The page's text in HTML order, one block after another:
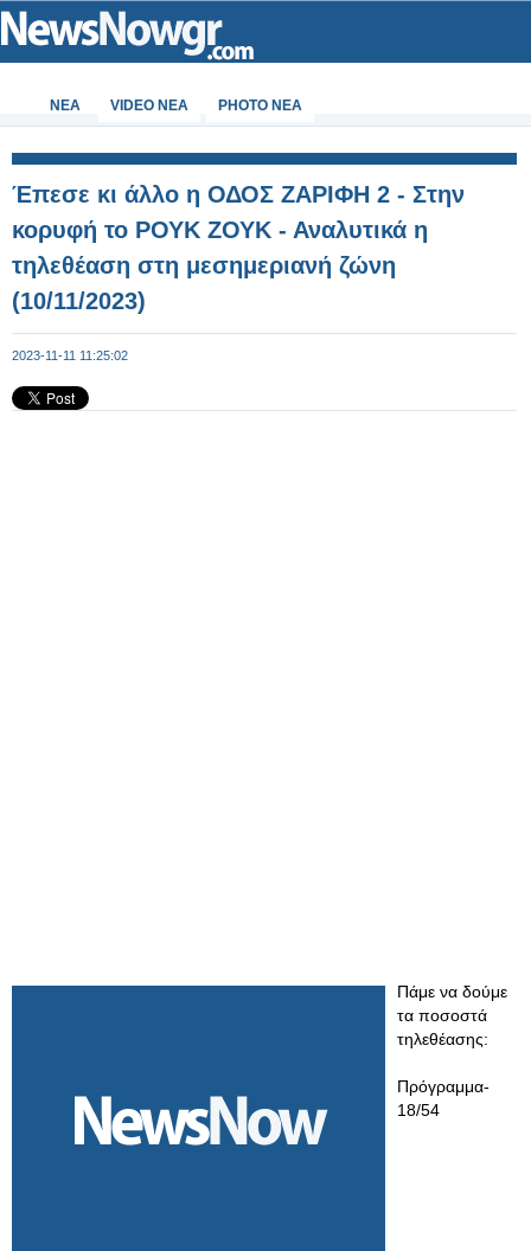
ΝΕΑ VIDEO NEA PHOTO NEA
Έπεσε κι άλλο η ΟΔΟΣ ΖΑΡΙΦΗ 2 - Στην
κορυφή το ΡΟΥΚ ΖΟΥΚ - Αναλυτικά η
τηλεθέαση στη μεσημεριανή ζώνη
(10/11/2023)
2023-11-11 11:25:02
Πάμε να δούμε
τα ποσοστά
τηλεθέασης:
Πρόγραμμα-
18/54